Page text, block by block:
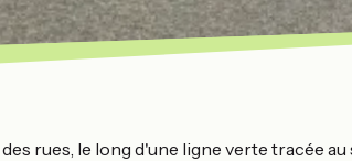
des rues, le long d'une ligne verte tracée au